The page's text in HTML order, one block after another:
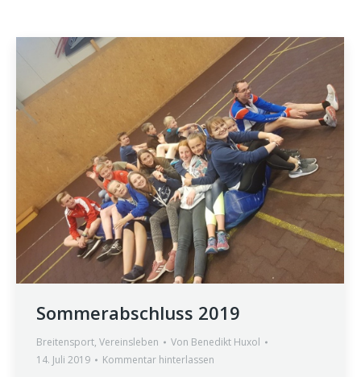
Sommerabschluss 2019
Breitensport, Vereinsleben Von Benedikt Huxol
14. Juli 2019
Kommentar hinterlassen